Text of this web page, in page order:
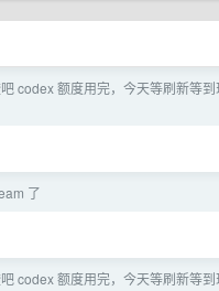
codex 额度用完，今天等刷新等
了
codex 额度用完，今天等刷新等